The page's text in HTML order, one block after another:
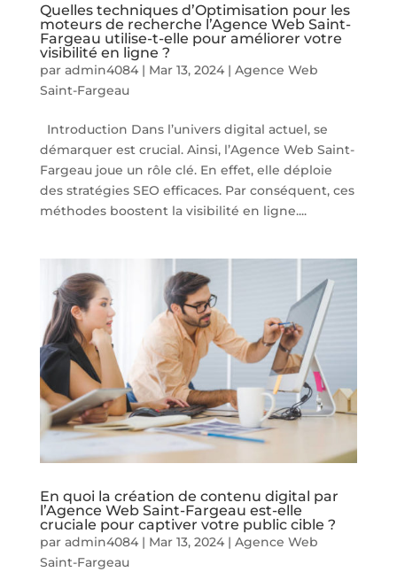
Quelles techniques d’Optimisation pour les
moteurs de recherche l’Agence Web Saint-
Fargeau utilise-t-elle pour améliorer votre
visibilité en ligne ?
par admin4084| Mar 13, 2024| Agence Web
Saint-Fargeau
Introduction Dans l’univers digital actuel, se
démarquer est crucial. Ainsi, l’Agence Web Saint-
Fargeau joue un rôle clé. En effet, elle déploie
des stratégies SEO efficaces. Par conséquent, ces
méthodes boostent la visibilité en ligne....
En quoi la création de contenu digital par
l’Agence Web Saint-Fargeau est-elle
cruciale pour captiver votre public cible ?
par admin4084| Mar 13, 2024| Agence Web
Saint-Fargeau